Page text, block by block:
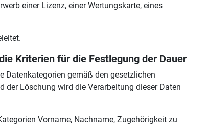
einer Lizenz, einer Wertungskarte, eines
Kriterien für die Festlegung der Dauer
Datenkategorien gemäß den gesetzlichen
Löschung wird die Verarbeitung dieser Daten
Vorname, Nachname, Zugehörigkeit zu